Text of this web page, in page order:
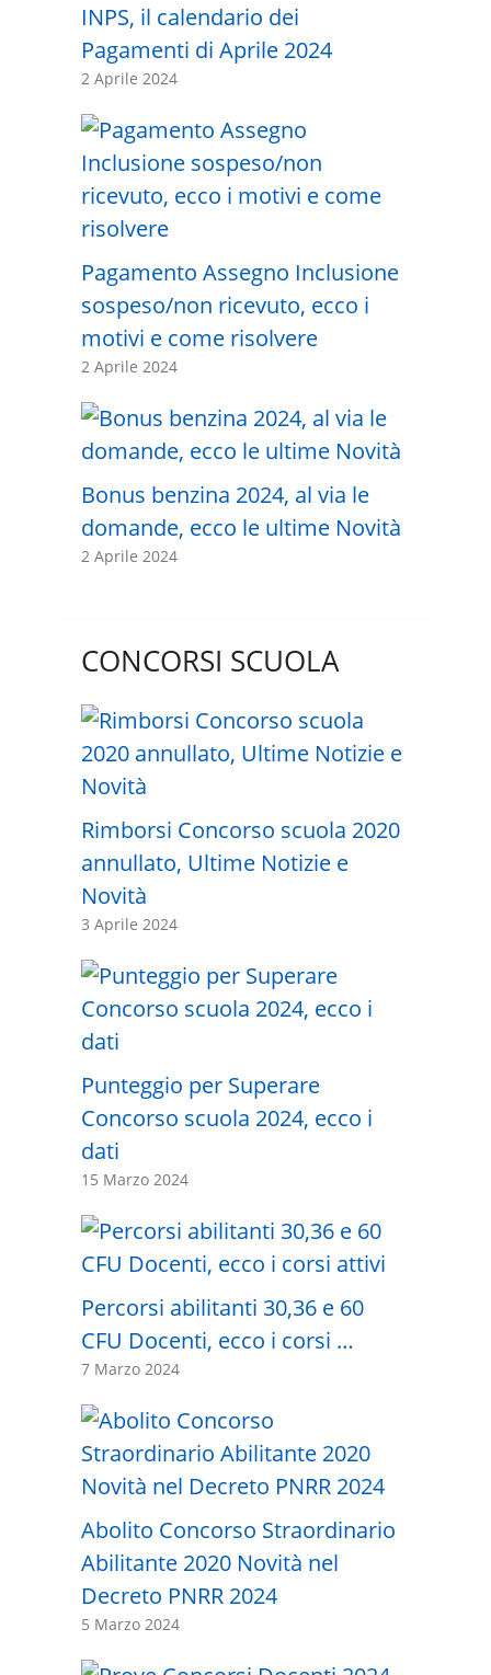
INPS, il calendario dei
Pagamenti di Aprile 2024
2 Aprile 2024
Pagamento Assegno Inclusione
sospeso/non ricevuto, ecco i
motivi e come risolvere
2 Aprile 2024
Bonus benzina 2024, al via le
domande, ecco le ultime Novità
2 Aprile 2024
CONCORSI SCUOLA
Rimborsi Concorso scuola 2020
annullato, Ultime Notizie e
Novità
3 Aprile 2024
Punteggio per Superare
Concorso scuola 2024, ecco i
dati
15 Marzo 2024
Percorsi abilitanti 30,36 e 60
CFU Docenti, ecco i corsi …
7 Marzo 2024
Abolito Concorso Straordinario
Abilitante 2020 Novità nel
Decreto PNRR 2024
5 Marzo 2024